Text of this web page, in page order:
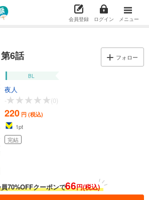
会員登録 ログイン メニュー
6話 フォロー
BL
夜人
-
(0)
220 円 (税込)
1pt
完結
70%OFFクーポンで66円(税込)